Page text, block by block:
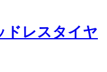
ドレスタイヤ